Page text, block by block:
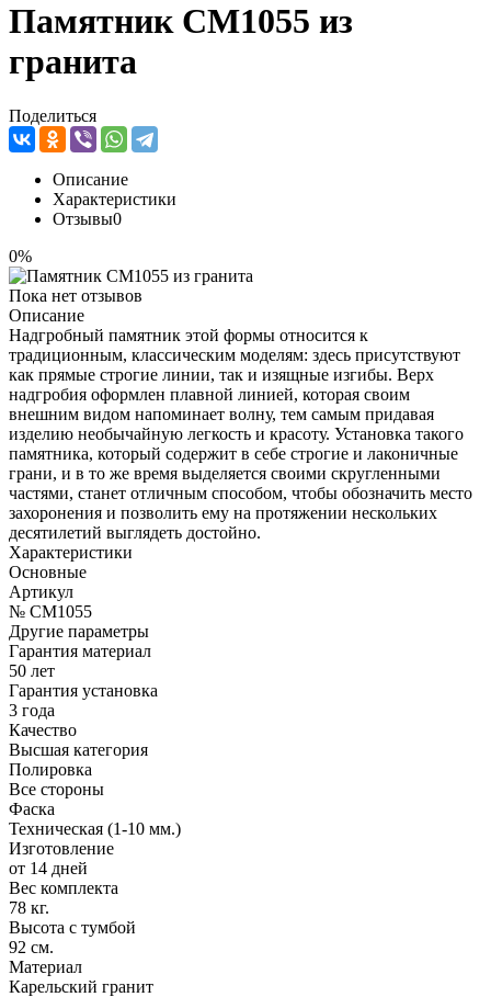
Памятник CM1055 из
гранита
Поделиться
Описание
Характеристики
Отзывы0
0%
Пока нет отзывов
Описание
Надгробный памятник этой формы относится к
традиционным, классическим моделям: здесь присутствуют
как прямые строгие линии, так и изящные изгибы. Верх
надгробия оформлен плавной линией, которая своим
внешним видом напоминает волну, тем самым придавая
изделию необычайную легкость и красоту. Установка такого
памятника, который содержит в себе строгие и лаконичные
грани, и в то же время выделяется своими скругленными
частями, станет отличным способом, чтобы обозначить место
захоронения и позволить ему на протяжении нескольких
десятилетий выглядеть достойно.
Характеристики
Основные
Артикул
№ CM1055
Другие параметры
Гарантия материал
50 лет
Гарантия установка
3 года
Качество
Высшая категория
Полировка
Все стороны
Фаска
Техническая (1-10 мм.)
Изготовление
от 14 дней
Вес комплекта
78 кг.
Высота с тумбой
92 см.
Материал
Карельский гранит